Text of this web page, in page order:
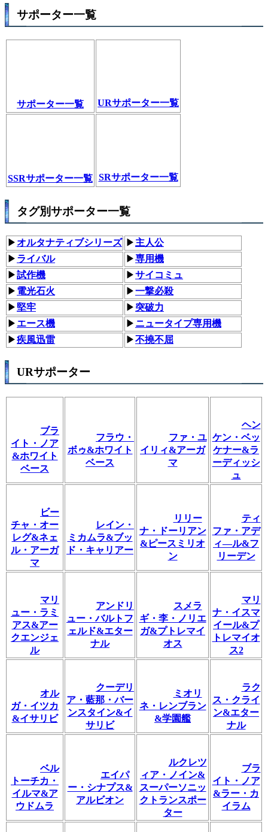
サポーター一覧
サポーター一覧 URサポーター一覧
SSRサポーター一覧 SRサポーター一覧
タグ別サポーター一覧
▶オルタナティブシリーズ ▶ 主人公
▶ ライバル ▶専用機
▶試作機 ▶サイコミュ
▶ 電光石火 ▶一撃必殺
▶堅牢 ▶ 突破力
▶ エース機 ▶ ニュータイプ専用機
▶疾風迅雷 ▶不撓不屈
URサポーター
ブラ
イト・ノア
&ホワイト
ベース
フラウ・
ボゥ&ホワイト
ベース
ファ・ユ
イリィ&アーガ
マ
ヘン
ケン・ベッ
ケナー&ラ
ーディッシ
ュ
ビー
チャ・オー
レグ&ネェ
ル・アーガ
マ
レイン・
ミカムラ&ブッ
ド・キャリアー
リリー
ナ・ドーリアン
&ピースミリオ
ン
ティ
ファ・アデ
ィ―ル&フ
リーデン
マリ
ュー・ラミ
アス&アー
クエンジェ
ル
アンドリ
ュー・バルトフ
ェルド&エター
ナル
スメラ
ギ・李・ノリエ
ガ&プトレマイ
オス
マリ
ナ・イスマ
イール&プ
トレマイオ
ス2
オル
ガ・イツカ
&イサリビ
クーデリ
ア・藍那・バー
ンスタイン&イ
サリビ
ミオリ
ネ・レンブラン
&学園艦
ラク
ス・クライ
ン&エター
ナル
ベル
トーチカ・
イルマ&ア
ウドムラ
エイパ
ー・シナプス&
アルビオン
ルクレツ
ィア・ノイン&
スーパーソニッ
クトランスポー
ター
ブラ
イト・ノア
&ラー・カ
イラム